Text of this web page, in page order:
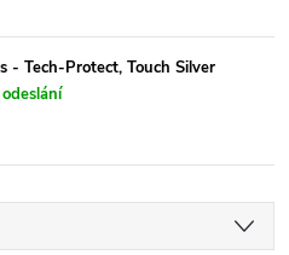
- Tech-Protect, Touch Silver